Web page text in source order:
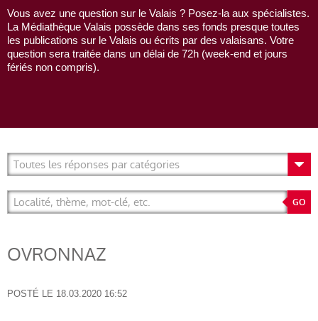
Vous avez une question sur le Valais ? Posez-la aux spécialistes.
La Médiathèque Valais possède dans ses fonds presque toutes
les publications sur le Valais ou écrits par des valaisans. Votre
question sera traitée dans un délai de 72h (week-end et jours
fériés non compris).
OVRONNAZ
POSTÉ LE 18.03.2020 16:52